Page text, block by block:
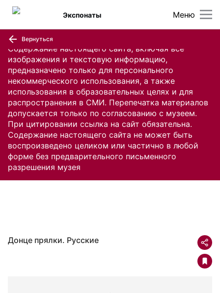
Содержание настоящего сайта, включая все
изображения и текстовую информацию,
предназначено только для персонального
некоммерческого использования, а также
использования в образовательных целях и для
распространения в СМИ. Перепечатка материалов
допускается только по согласованию с музеем.
При цитировании ссылка на сайт обязательна.
Содержание настоящего сайта не может быть
воспроизведено целиком или частично в любой
форме без предварительного письменного
разрешения музея
Меню
Экспонаты
Вернуться
Донце прялки. Русские